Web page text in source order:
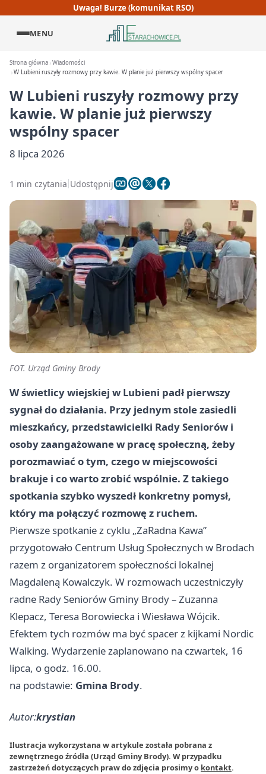
Uwaga! Burze (komunikat RSO)
MENU
Strona główna Wiadomości
W Lubieni ruszyły rozmowy przy kawie. W planie już pierwszy wspólny spacer
W Lubieni ruszyły rozmowy przy
kawie. W planie już pierwszy
wspólny spacer
8 lipca 2026
1 min czytania Udostępnij
FOT. Urząd Gminy Brody
W świetlicy wiejskiej w Lubieni padł pierwszy
sygnał do działania. Przy jednym stole zasiedli
mieszkańcy, przedstawicielki Rady Seniorów i
osoby zaangażowane w pracę społeczną, żeby
porozmawiać o tym, czego w miejscowości
brakuje i co warto zrobić wspólnie. Z takiego
spotkania szybko wyszedł konkretny pomysł,
który ma połączyć rozmowę z ruchem.
Pierwsze spotkanie z cyklu „ZaRadna Kawa”
przygotowało Centrum Usług Społecznych w Brodach
razem z organizatorem społeczności lokalnej
Magdaleną Kowalczyk. W rozmowach uczestniczyły
radne Rady Seniorów Gminy Brody – Zuzanna
Klepacz, Teresa Borowiecka i Wiesława Wójcik.
Efektem tych rozmów ma być spacer z kijkami Nordic
Walking. Wydarzenie zaplanowano na czwartek, 16
lipca, o godz. 16.00.
na podstawie: Gmina Brody.
Autor:krystian
Ilustracja wykorzystana w artykule została pobrana z
zewnętrznego źródła (Urząd Gminy Brody). W przypadku
zastrzeżeń dotyczących praw do zdjęcia prosimy o kontakt.